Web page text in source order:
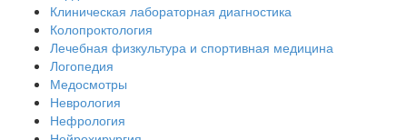
Клиническая лабораторная диагностика
Колопроктология
Лечебная физкультура и спортивная медицина
Логопедия
Медосмотры
Неврология
Нефрология